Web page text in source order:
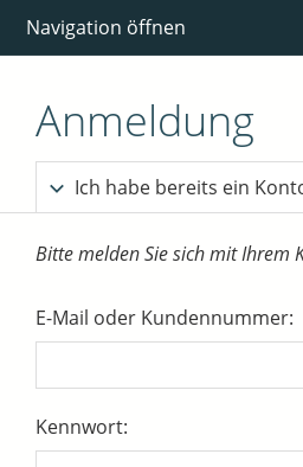
Navigation öffnen
Anmeldung
Ich habe bereits ein
Bitte melden Sie sich mit Ihrem
E-Mail oder Kundennummer:
Kennwort: